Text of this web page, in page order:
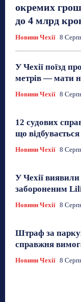
окремих
до 4 млрд
Новини Чехії 8
У Чехії поїзд
метрів — мати
Новини Чехії 8
12 судових
що
Новини Чехії 8
У Чехії
забороненим
Новини Чехії 8
Штраф за
справжня
Новини Чехії 8